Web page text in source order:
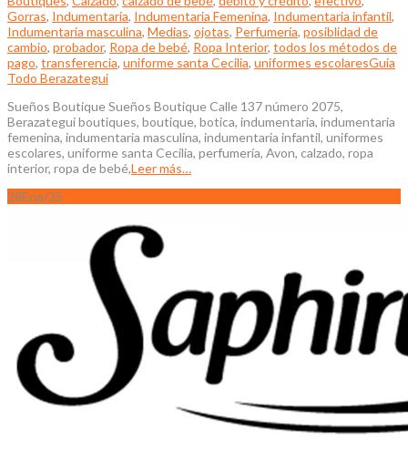
Gorras, Indumentaria, Indumentaria Femenina, Indumentaria infantil,
Indumentaria masculina, Medias, ojotas, Perfumería, posiblidad de
cambio, probador, Ropa de bebé, Ropa Interior, todos los métodos de
pago, transferencia, uniforme santa Cecilia, uniformes escolaresGuia
Todo Berazategui
Sueños Boutique Sueños Boutique Calle 137 número 2075,
Berazategui boutiques, boutique, botica, indumentaria, indumentaria
femenina, indumentaria masculina, indumentaria infantil, uniformes
escolares, uniforme santa Cecilia, perfumería, Avon, calzado, ropa
interior, ropa de bebé,Leer más…
28Ene/25